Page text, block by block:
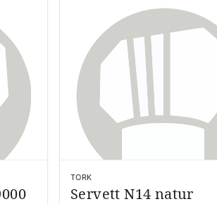
TORK
Servett N14 natur